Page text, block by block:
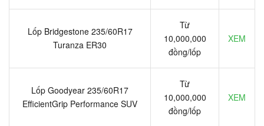
Lốp Bridgestone 235/60R17
Turanza ER30
Từ
10,000,000
đồng/lốp
XEM
Lốp Goodyear 235/60R17
EfficientGrip Performance SUV
Từ
10,000,000
đồng/lốp
XEM